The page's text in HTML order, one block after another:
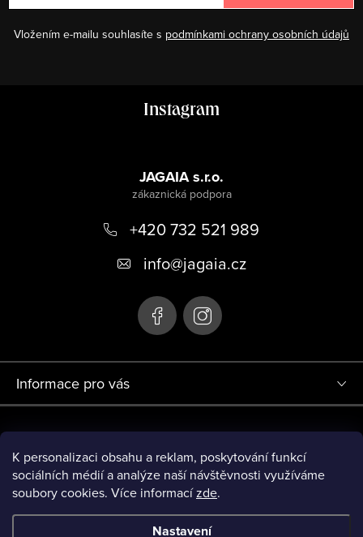
K personalizaci obsahu a reklam, poskytování funkcí
sociálních médií a analýze naší návštěvnosti využíváme
soubory cookies. Více informacízde.
Nastavení
Vložením e-mailu souhlasíte s podmínkami ochrany osobních údajů
Instagram
JAGAIA s.r.o.
+420 732 521 989
info@jagaia.cz
Informace pro vás
Evropskou Unií - Next Generation EU.